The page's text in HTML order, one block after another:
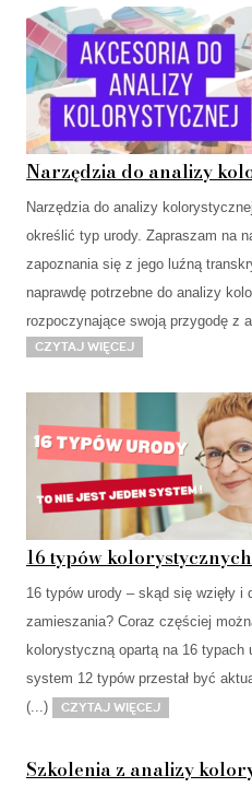
Narzędzia do analizy
Narzędzia do analizy
określić typ urody. Zapraszam na
zapoznania się z jego luźną
naprawdę potrzebne do analizy
rozpoczynające swoją przygodę z
Czytaj więcej
16 typów kolorystycznych
16 typów urody – skąd się wzięły i
zamieszania? Coraz częściej
kolorystyczną opartą na 16
system 12 typów przestał być
(...)
Czytaj więcej
Szkolenia z analizy